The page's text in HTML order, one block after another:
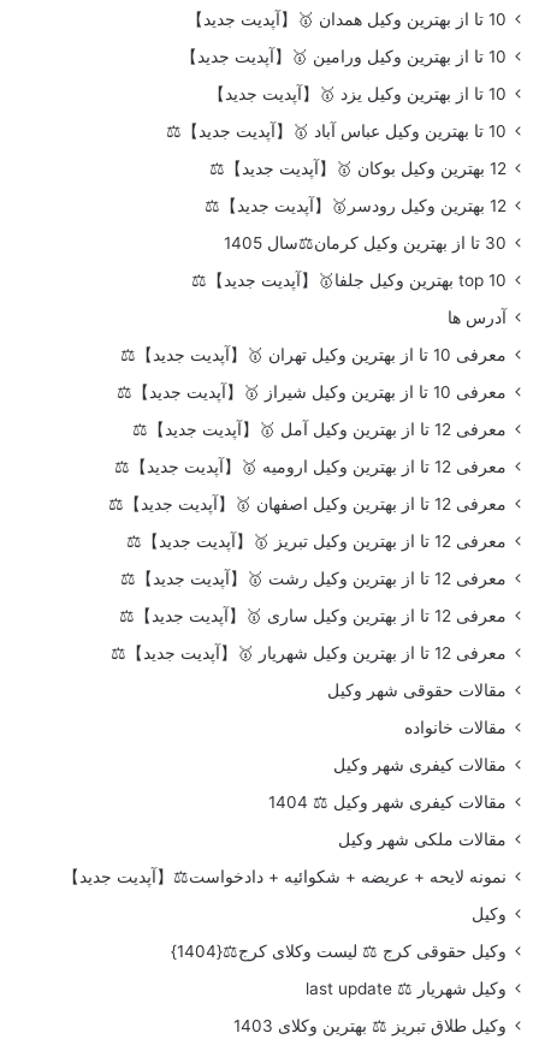
10 تا از بهترین وکیل همدان 🥇【آپدیت جدید】
10 تا از بهترین وکیل ورامین 🥇【آپدیت جدید】
10 تا از بهترین وکیل یزد 🥇【آپدیت جدید】
10 تا بهترین وکیل عباس آباد 🥇【آپدیت جدید】⚖️
12 بهترین وکیل بوکان 🥇【آپدیت جدید】⚖️
12 بهترین وکیل رودسر🥇【آپدیت جدید】⚖️
30 تا از بهترین وکیل کرمان⚖️سال 1405
top 10 بهترین وکیل جلفا🥇【آپدیت جدید】⚖️
آدرس ها
معرفی 10 تا از بهترین وکیل تهران 🥇【آپدیت جدید】⚖️
معرفی 10 تا از بهترین وکیل شیراز 🥇【آپدیت جدید】⚖️
معرفی 12 تا از بهترین وکیل آمل 🥇【آپدیت جدید】⚖️
معرفی 12 تا از بهترین وکیل ارومیه 🥇【آپدیت جدید】⚖️
معرفی 12 تا از بهترین وکیل اصفهان 🥇【آپدیت جدید】⚖️
معرفی 12 تا از بهترین وکیل تبریز 🥇【آپدیت جدید】⚖️
معرفی 12 تا از بهترین وکیل رشت 🥇【آپدیت جدید】⚖️
معرفی 12 تا از بهترین وکیل ساری 🥇【آپدیت جدید】⚖️
معرفی 12 تا از بهترین وکیل شهریار 🥇【آپدیت جدید】⚖️
مقالات حقوقی شهر وکیل
مقالات خانواده
مقالات کیفری شهر وکیل
مقالات کیفری شهر وکیل ⚖️ 1404
مقالات ملکی شهر وکیل
نمونه لایحه + عریضه + شکوائیه + دادخواست⚖️【آپدیت جدید】
وکیل
وکیل حقوقی کرج ⚖️ لیست وکلای کرج⚖️{1404}
وکیل شهریار ⚖️ last update
وکیل طلاق تبریز ⚖️ بهترین وکلای 1403